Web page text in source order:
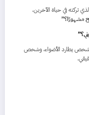
تركته في حياة الآخرين.
مشهورًا؟”
شخص يطارد الأضواء، وشخص